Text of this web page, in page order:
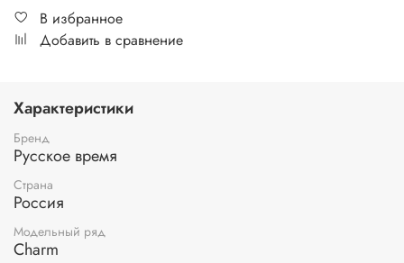
В избранное
Добавить в сравнение
Характеристики
Бренд
Русское время
Страна
Россия
Модельный ряд
Charm